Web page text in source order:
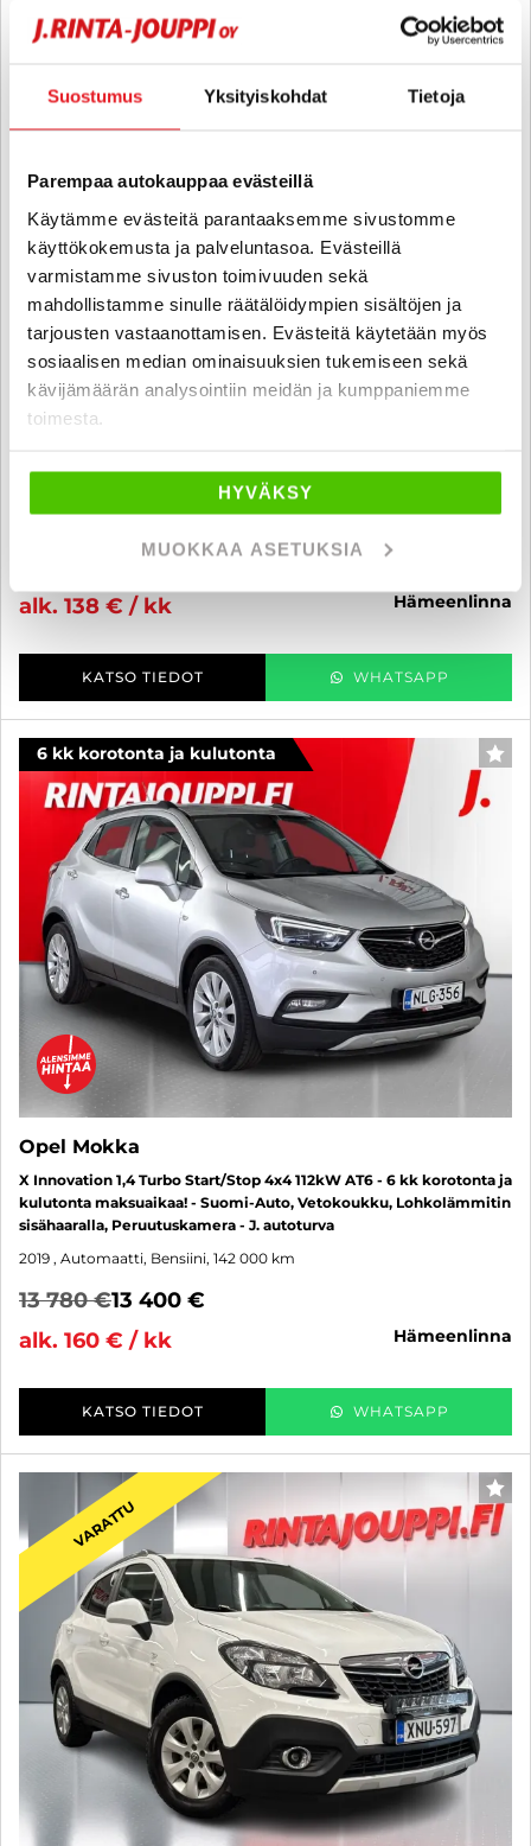
Suostumus Yksityiskohdat Tietoja
Parempaa autokauppaa evästeillä
Käytämme evästeitä parantaaksemme sivustomme
käyttökokemusta ja palveluntasoa. Evästeillä
varmistamme sivuston toimivuuden sekä
mahdollistamme sinulle räätälöidympien sisältöjen ja
tarjousten vastaanottamisen. Evästeitä käytetään myös
sosiaalisen median ominaisuuksien tukemiseen sekä
kävijämäärän analysointiin meidän ja kumppaniemme
toimesta.
HYVÄKSY
MUOKKAA ASETUKSIA
6 kk korotonta ja kulutonta
Opel Mokka
kulutonta maksuaikaa! - Suomi-Auto, Moottorinlämmitin
sisähaaralla, Vakkari, Ilmastointi - J. autoturva
alk. 138 € / kk
hämeenlinna
KATSO TIEDOT WHATSAPP
6 kk korotonta ja kulutonta
Opel Mokka
X Innovation 1,4 Turbo Start/Stop 4x4 112kW AT6 - 6 kk korotonta ja
kulutonta maksuaikaa! - Suomi-Auto, Vetokoukku, Lohkolämmitin
sisähaaralla, Peruutuskamera - J. autoturva
2019 , Automaatti, Bensiini, 142 000 km
13 780 €13 400 €
alk. 160 € / kk
hämeenlinna
KATSO TIEDOT WHATSAPP
VARATTU